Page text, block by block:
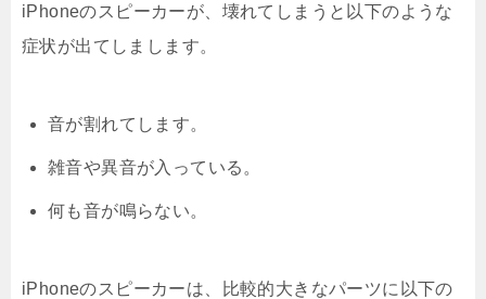
iPhoneのスピーカーが、壊れてしまうと以下のような
症状が出てしまします。
音が割れてします。
雑音や異音が入っている。
何も音が鳴らない。
iPhoneのスピーカーは、比較的大きなパーツに以下の